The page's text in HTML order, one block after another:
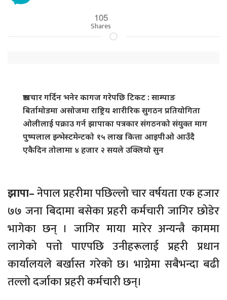
105
Shares
भ्रष्टाचार गर्दिन भनेर कागज गरेपछि टिकट : साम्पाङ
बिर्तामोडमा असोजमा राष्ट्रिय शारीरिक सुगठन प्रतियोगिता
ओलीलाई पक्राउ गर्न झापाका पत्रकार संगठनको संयुक्त माग
पुष्पलाल इन्भेस्टमेन्टको १५ लाख कित्ता आइपीओ आउँदै
एकैदिन तोलामा ४ हजार २ सयले उक्लियो सुन
झापा–नेपाल प्रहरीमा पछिल्लो चार वर्षयता एक हजार
७७ जना बिदामा बसेका प्रहरी कर्मचारी जागिर छोडेर
भागेका छन् । जागिर माया मारेर अन्यन्त्रै काममा
लागेको पत्तो पाएपछि उनीहरूलाई प्रहरी प्रधान
कार्यालयले बर्खास्त गरेको छ। भाग्नेमा सबैभन्दा बढी
तल्लो दर्जाका प्रहरी कर्मचारी छन्।